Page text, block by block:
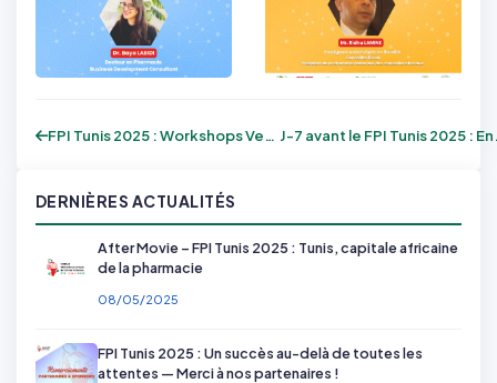
FPI Tunis 2025 : Workshops Vendredi – Vo... J-7
DERNIÈRES ACTUALITÉS
After Movie – FPI Tunis 2025 : Tunis, capitale africaine
de la pharmacie
08/05/2025
FPI Tunis 2025 : Un succès au-delà de toutes les
attentes — Merci à nos partenaires !